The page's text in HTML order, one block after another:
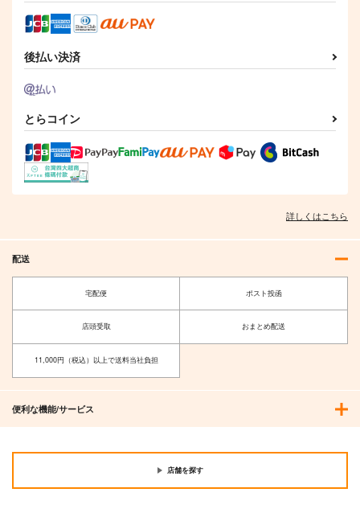
後払い決済
とらコイン
詳しくはこちら
配送
宅配便 ポスト投函
店頭受取 おまとめ配送
11,000円（税込）以上で送料当社負担
便利な機能/サービス
店舗を探す